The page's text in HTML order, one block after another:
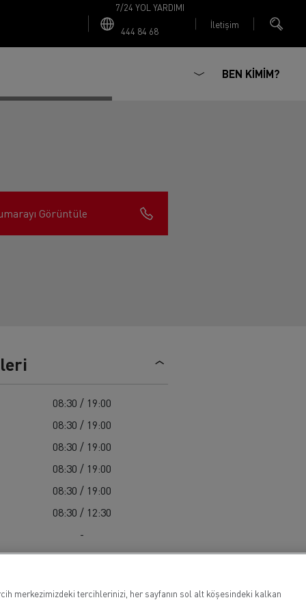
7/24 YOL YARDIMI
444 84 68
İletişim
BEN KİMİM?
Görüntüle
08:30 / 19:00
08:30 / 19:00
08:30 / 19:00
08:30 / 19:00
08:30 / 19:00
08:30 / 12:30
-
merkezimizdeki tercihlerinizi, her sayfanın sol alt köşesindeki kalkan